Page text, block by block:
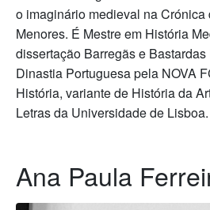
o imaginário medieval na Crónica
Menores. É Mestre em História
dissertação Barregãs e
Dinastia Portuguesa pela NOVA
História, variante de História da
Letras da Universidade de Lisboa.
Ana Paula